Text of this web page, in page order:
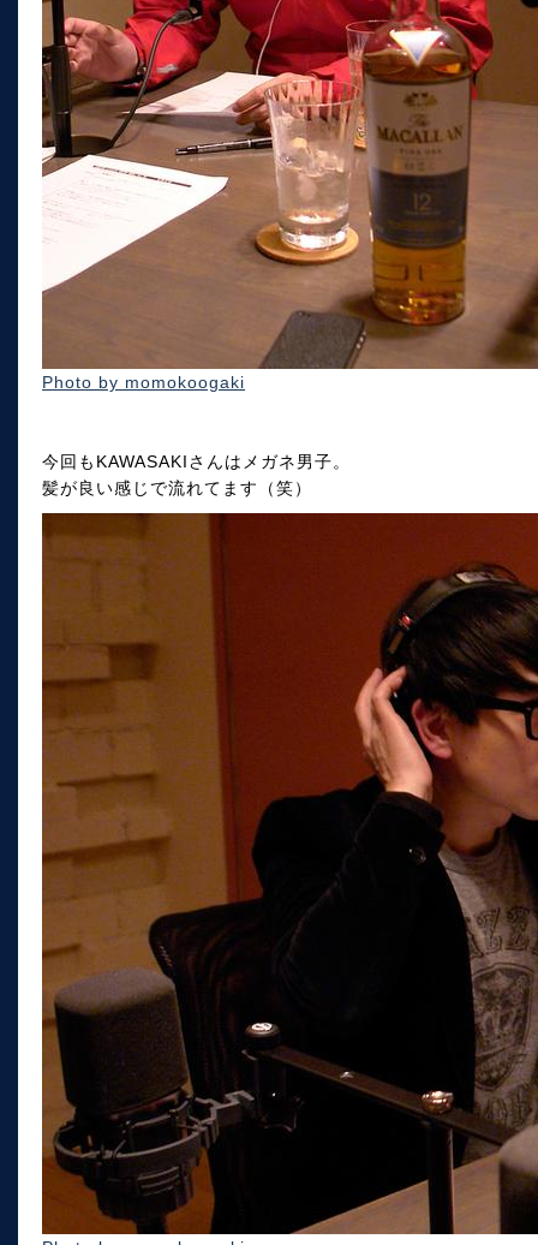
Photo by momokoogaki
今回もKAWASAKIさんはメガネ男子。
髪が良い感じで流れてます（笑）